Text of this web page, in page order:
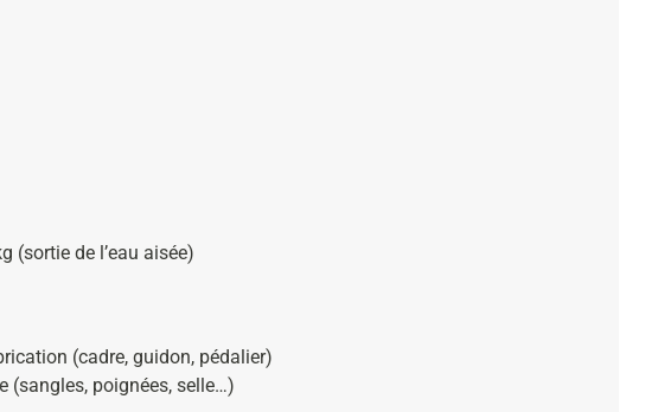
(sortie de l’eau aisée)
(cadre, guidon, pédalier)
(sangles, poignées, selle…)